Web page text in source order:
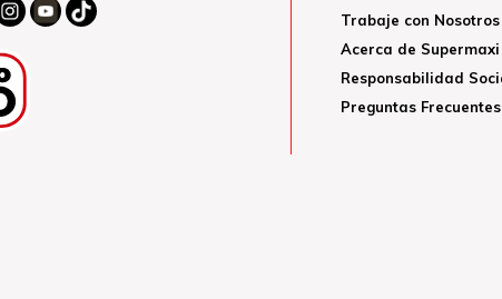
Trabaje con Nosotros
Acerca de Supermaxi
Responsabilidad
Preguntas Frecuentes